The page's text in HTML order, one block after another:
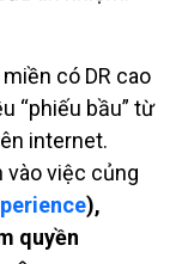
có DR cao
“phiếu bầu” từ
internet.
vào việc củng
),
quyền